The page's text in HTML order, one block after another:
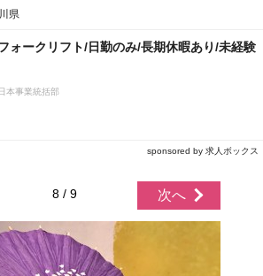
県
ォークリフト/日勤のみ/長期休暇あり/未経験
本事業統括部
sponsored by 求人ボックス
8 / 9 次へ